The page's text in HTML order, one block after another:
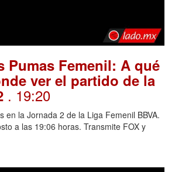
Pumas Femenil: A qué
ver el partido de la
. 19:20
en la Jornada 2 de la Liga Femenil BBVA.
a las 19:06 horas. Transmite FOX y